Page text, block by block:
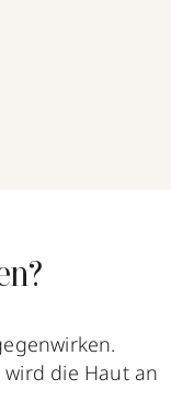
die Haut an